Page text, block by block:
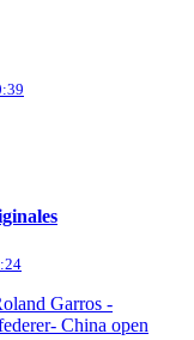
Garros -
China open